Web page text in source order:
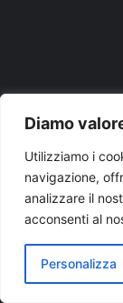
Diamo
Utilizziamo i
navigazione,
analizzare il
acconsenti al
Personalizza
Inserisci
tuo
indirizzo
mail